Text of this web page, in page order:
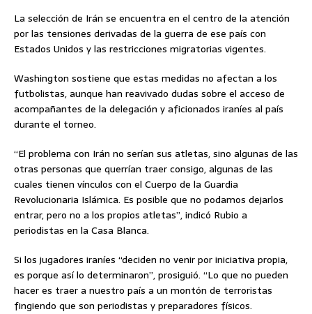
La selección de Irán se encuentra en el centro de la atención
por las tensiones derivadas de la guerra de ese país con
Estados Unidos y las restricciones migratorias vigentes.
Washington sostiene que estas medidas no afectan a los
futbolistas, aunque han reavivado dudas sobre el acceso de
acompañantes de la delegación y aficionados iraníes al país
durante el torneo.
“El problema con Irán no serían sus atletas, sino algunas de las
otras personas que querrían traer consigo, algunas de las
cuales tienen vínculos con el Cuerpo de la Guardia
Revolucionaria Islámica. Es posible que no podamos dejarlos
entrar, pero no a los propios atletas”, indicó Rubio a
periodistas en la Casa Blanca.
Si los jugadores iraníes “deciden no venir por iniciativa propia,
es porque así lo determinaron”, prosiguió. “Lo que no pueden
hacer es traer a nuestro país a un montón de terroristas
fingiendo que son periodistas y preparadores físicos.